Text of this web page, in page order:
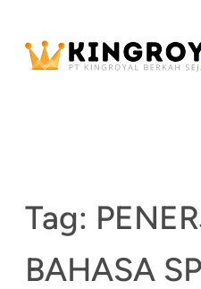
content
Tag:
BAHASA